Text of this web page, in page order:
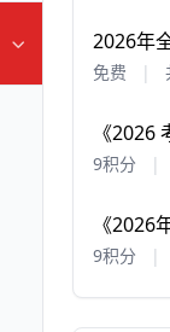
2026年
免费 |
《2026
9积分 |
《2026
9积分 |